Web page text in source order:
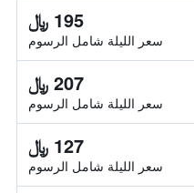
195 ﷼
سعر الليلة شامل الرسوم
207 ﷼
سعر الليلة شامل الرسوم
127 ﷼
سعر الليلة شامل الرسوم